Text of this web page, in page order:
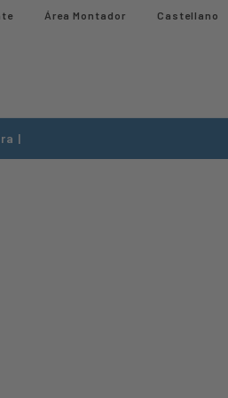
Área Montador Castellano
|